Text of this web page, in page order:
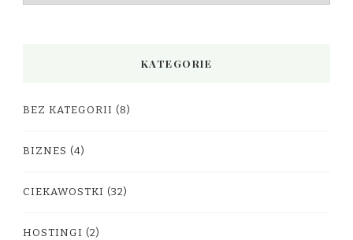
KATEGORIE
BEZ KATEGORII (8)
BIZNES (4)
CIEKAWOSTKI (32)
HOSTINGI (2)